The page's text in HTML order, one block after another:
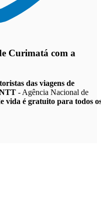
Curimatá com a
das viagens de
- Agência Nacional de
vida é gratuito para todos